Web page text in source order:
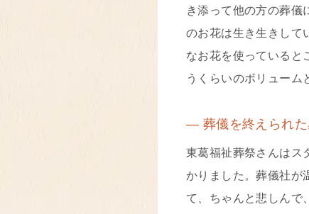
き添って他の方の葬儀
のお花は生き生きして
なお花を使っていると
うくらいのボリューム
― 葬儀を終えられた
東葛福祉葬祭さんはス
かりました。葬儀社が
て、ちゃんと悲しんで